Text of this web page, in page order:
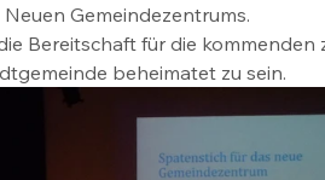
Gemeindezentrums.
Bereitschaft für die kommenden
beheimatet zu sein.